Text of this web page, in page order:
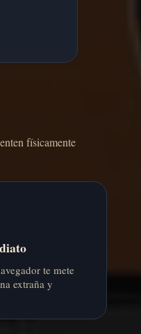
físicamente
te mete
extraña y